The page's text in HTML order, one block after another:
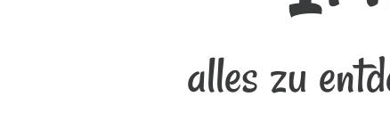
alles zu